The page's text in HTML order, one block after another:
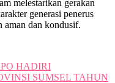
melestarikan gerakan
generasi penerus
aman dan kondusif.
HADIRI
SUMSEL TAHUN